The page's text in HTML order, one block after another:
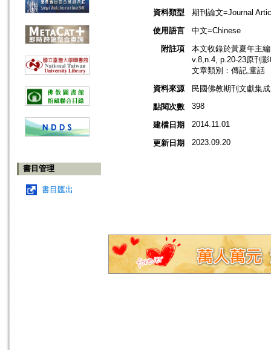
書目管理
書目匯出
資料類型
期刊論文=Journal
使用語言
中文=Chinese
附註項
本文收錄於黃夏年主
v.8,n.4, p.20-23原刊
文章類別：傳記,童話
資料來源
民國佛教期刊文獻集
點閱次數
398
建檔日期 2014.11.01
更新日期 2023.09.20